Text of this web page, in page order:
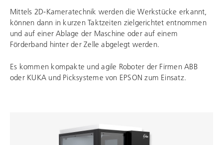
Mittels 2D-Kameratechnik werden die Werkstücke erkannt,
können dann in kurzen Taktzeiten zielgerichtet entnommen
und auf einer Ablage der Maschine oder auf einem
Förderband hinter der Zelle abgelegt werden.
Es kommen kompakte und agile Roboter der Firmen ABB
oder KUKA und Picksysteme von EPSON zum Einsatz.